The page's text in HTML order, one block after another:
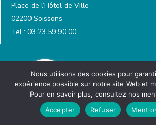
Place de l’Hôtel de Ville
02200 Soissons
Tel : 03 23 59 90 00
Nous utilisons des cookies pour
expérience possible sur notre site Web et
Pour en savoir plus, consultez nos
Accepter
Refuser